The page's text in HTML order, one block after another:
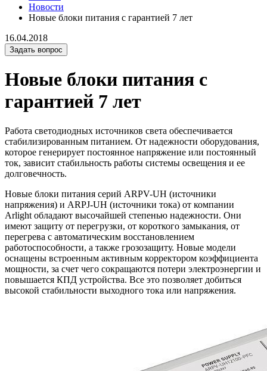
Новости
Новые блоки питания с гарантией 7 лет
16.04.2018
Задать вопрос
Новые блоки питания с
гарантией 7 лет
Работа светодиодных источников света обеспечивается
стабилизированным питанием. От надежности оборудования,
которое генерирует постоянное напряжение или постоянный
ток, зависит стабильность работы системы освещения и ее
долговечность.
Новые блоки питания серий ARPV-UH (источники
напряжения) и ARPJ-UH (источники тока) от компании
Arlight обладают высочайшей степенью надежности. Они
имеют защиту от перегрузки, от короткого замыкания, от
перегрева с автоматическим восстановлением
работоспособности, а также грозозащиту. Новые модели
оснащены встроенным активным корректором коэффициента
мощности, за счет чего сокращаются потери электроэнергии и
повышается КПД устройства. Все это позволяет добиться
высокой стабильности выходного тока или напряжения.